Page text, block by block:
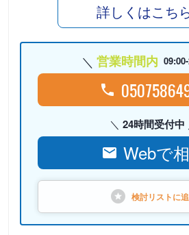
詳しくはこち
営業時間内
24時間受付中
Webで
検討リストに